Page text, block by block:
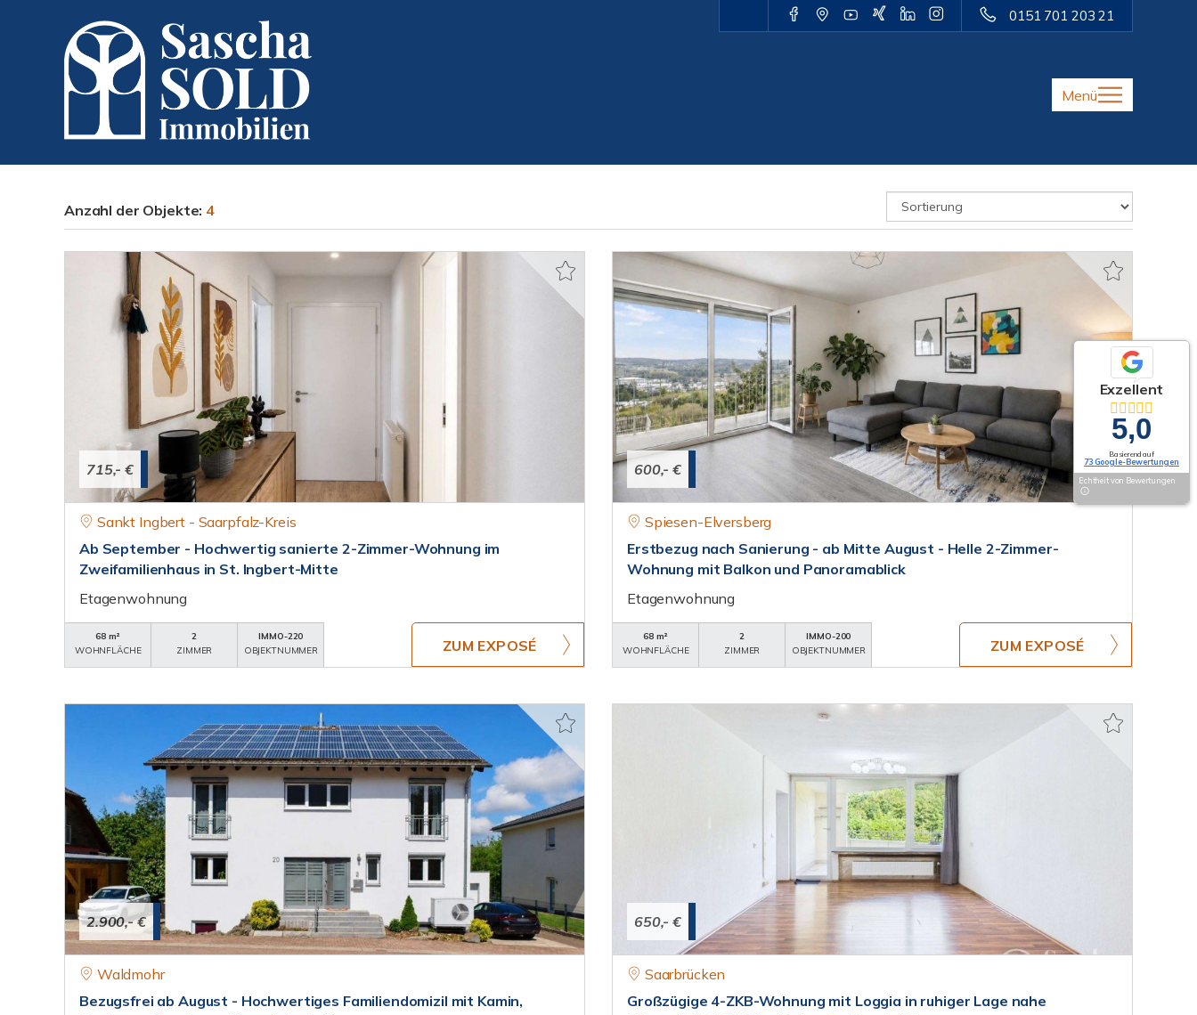
0151 701 203 21
Menü
Anzahl der Objekte: 4
715,- €
Sankt Ingbert - Saarpfalz-Kreis
Ab September - Hochwertig sanierte 2-Zimmer-Wohnung im
Zweifamilienhaus in St. Ingbert-Mitte
Etagenwohnung
68 m²
WOHNFLÄCHE
2
ZIMMER
IMMO-220
OBJEKTNUMMER
ZUM EXPOSÉ
600,- €
Spiesen-Elversberg
Erstbezug nach Sanierung - ab Mitte August - Helle 2-Zimmer-
Wohnung mit Balkon und Panoramablick
Etagenwohnung
68 m²
WOHNFLÄCHE
2
ZIMMER
IMMO-200
OBJEKTNUMMER
ZUM EXPOSÉ
2.900,- €
Waldmohr
Bezugsfrei ab August - Hochwertiges Familiendomizil mit Kamin,
650,- €
Saarbrücken
Großzügige 4-ZKB-Wohnung mit Loggia in ruhiger Lage nahe
Exzellent
5,0
Basierend auf
73 Google-Bewertungen
Echtheit von Bewertungen